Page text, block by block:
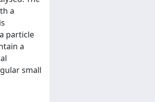
a
particle
a
small